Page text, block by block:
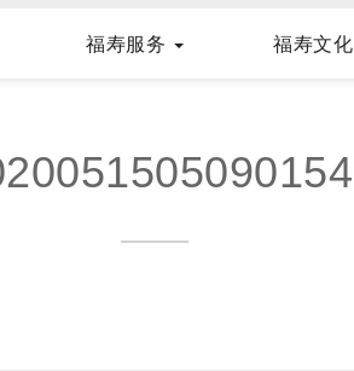
福寿服务 福寿文化